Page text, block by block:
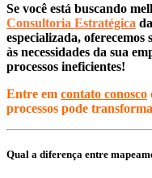
Se você está buscando
Consultoria Estratégica
especializada,
às necessidades da sua
processos ineficientes!
Entre em contato conosco
processos pode
Qual a diferença entre